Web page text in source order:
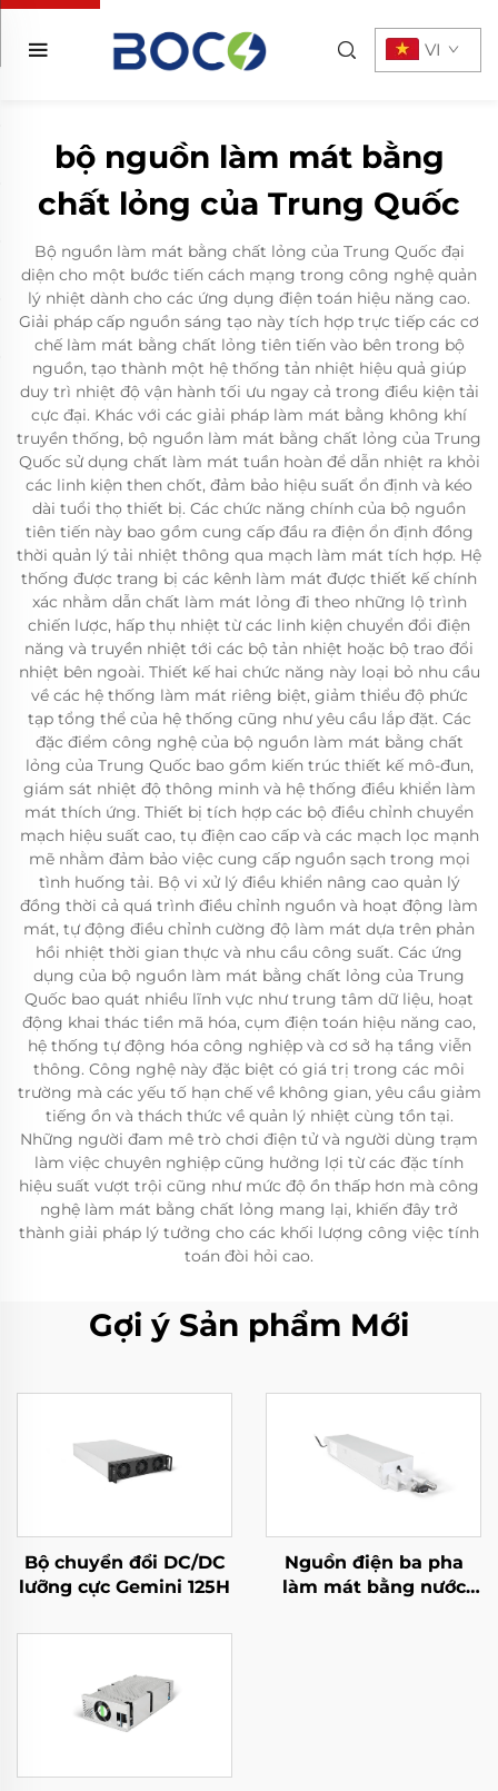
VI
bộ nguồn làm mát bằng
chất lỏng của Trung Quốc
Bộ nguồn làm mát bằng chất lỏng của Trung Quốc đại
diện cho một bước tiến cách mạng trong công nghệ quản
lý nhiệt dành cho các ứng dụng điện toán hiệu năng cao.
Giải pháp cấp nguồn sáng tạo này tích hợp trực tiếp các cơ
chế làm mát bằng chất lỏng tiên tiến vào bên trong bộ
nguồn, tạo thành một hệ thống tản nhiệt hiệu quả giúp
duy trì nhiệt độ vận hành tối ưu ngay cả trong điều kiện tải
cực đại. Khác với các giải pháp làm mát bằng không khí
truyền thống, bộ nguồn làm mát bằng chất lỏng của Trung
Quốc sử dụng chất làm mát tuần hoàn để dẫn nhiệt ra khỏi
các linh kiện then chốt, đảm bảo hiệu suất ổn định và kéo
dài tuổi thọ thiết bị. Các chức năng chính của bộ nguồn
tiên tiến này bao gồm cung cấp đầu ra điện ổn định đồng
thời quản lý tải nhiệt thông qua mạch làm mát tích hợp. Hệ
thống được trang bị các kênh làm mát được thiết kế chính
xác nhằm dẫn chất làm mát lỏng đi theo những lộ trình
chiến lược, hấp thụ nhiệt từ các linh kiện chuyển đổi điện
năng và truyền nhiệt tới các bộ tản nhiệt hoặc bộ trao đổi
nhiệt bên ngoài. Thiết kế hai chức năng này loại bỏ nhu cầu
về các hệ thống làm mát riêng biệt, giảm thiểu độ phức
tạp tổng thể của hệ thống cũng như yêu cầu lắp đặt. Các
đặc điểm công nghệ của bộ nguồn làm mát bằng chất
lỏng của Trung Quốc bao gồm kiến trúc thiết kế mô-đun,
giám sát nhiệt độ thông minh và hệ thống điều khiển làm
mát thích ứng. Thiết bị tích hợp các bộ điều chỉnh chuyển
mạch hiệu suất cao, tụ điện cao cấp và các mạch lọc mạnh
mẽ nhằm đảm bảo việc cung cấp nguồn sạch trong mọi
tình huống tải. Bộ vi xử lý điều khiển nâng cao quản lý
đồng thời cả quá trình điều chỉnh nguồn và hoạt động làm
mát, tự động điều chỉnh cường độ làm mát dựa trên phản
hồi nhiệt thời gian thực và nhu cầu công suất. Các ứng
dụng của bộ nguồn làm mát bằng chất lỏng của Trung
Quốc bao quát nhiều lĩnh vực như trung tâm dữ liệu, hoạt
động khai thác tiền mã hóa, cụm điện toán hiệu năng cao,
hệ thống tự động hóa công nghiệp và cơ sở hạ tầng viễn
thông. Công nghệ này đặc biệt có giá trị trong các môi
trường mà các yếu tố hạn chế về không gian, yêu cầu giảm
tiếng ồn và thách thức về quản lý nhiệt cùng tồn tại.
Những người đam mê trò chơi điện tử và người dùng trạm
làm việc chuyên nghiệp cũng hưởng lợi từ các đặc tính
hiệu suất vượt trội cũng như mức độ ồn thấp hơn mà công
nghệ làm mát bằng chất lỏng mang lại, khiến đây trở
thành giải pháp lý tưởng cho các khối lượng công việc tính
toán đòi hỏi cao.
Gợi ý Sản phẩm Mới
Bộ chuyển đổi DC/DC
lưỡng cực Gemini 125H
Nguồn điện ba pha
làm mát bằng nước